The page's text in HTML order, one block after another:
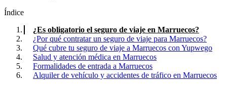
Índice
¿Es obligatorio el seguro de viaje en Marruecos?
¿Por qué contratar un seguro de viaje para Marruecos?
Qué cubre tu seguro de viaje a Marruecos con Yupwego
Salud y atención médica en Marruecos
Formalidades de entrada a Marruecos
Alquiler de vehículo y accidentes de tráfico en Marruecos